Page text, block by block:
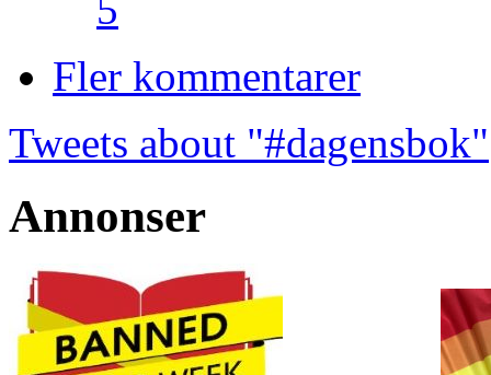
Fler kommentarer
Tweets about "#dagensbok"
Annonser